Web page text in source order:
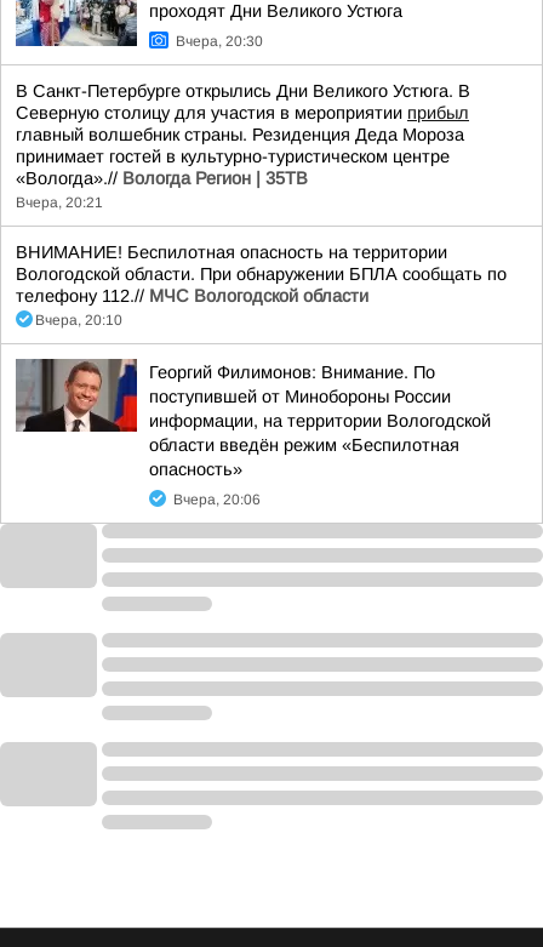
проходят Дни Великого Устюга
Вчера, 20:30
В Санкт-Петербурге открылись Дни Великого Устюга. В
Северную столицу для участия в мероприятии прибыл
главный волшебник страны. Резиденция Деда Мороза
принимает гостей в культурно-туристическом центре
«Вологда».// Вологда Регион | 35ТВ
Вчера, 20:21
ВНИМАНИЕ! Беспилотная опасность на территории
Вологодской области. При обнаружении БПЛА сообщать по
телефону 112.// МЧС Вологодской области
Вчера, 20:10
Георгий Филимонов: Внимание. По
поступившей от Минобороны России
информации, на территории Вологодской
области введён режим «Беспилотная
опасность»
Вчера, 20:06